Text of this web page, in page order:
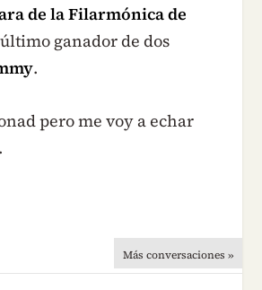
de la Filarmónica de
ganador de dos
.
pero me voy a echar
Más conversaciones »